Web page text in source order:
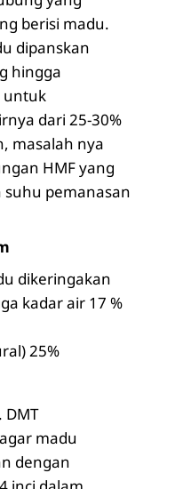
berisi madu.
dipanskan
hingga
untuk
dari 25-30%
masalah nya
HMF yang
suhu pemanasan
dikeringakan
kadar air 17 %
25%
DMT
madu
dengan